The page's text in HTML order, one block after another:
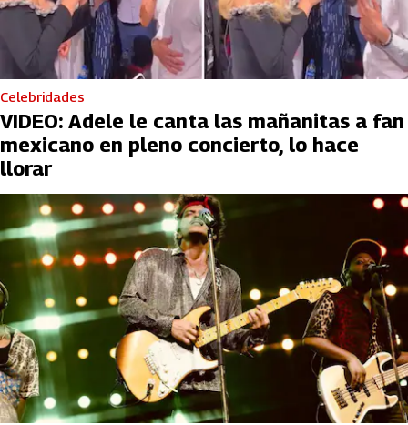
Celebridades
VIDEO: Adele le canta las mañanitas a fan
mexicano en pleno concierto, lo hace
llorar